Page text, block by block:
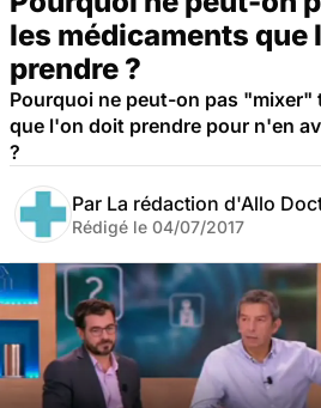
les médicaments que
prendre ?
Pourquoi ne peut-on pas "mixer"
que l'on doit prendre pour n'en
?
Par La rédaction d'Allo
Rédigé le 04/07/2017